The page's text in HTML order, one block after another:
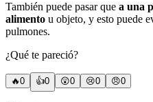
También puede pasar que a una
alimento u objeto, y esto puede
pulmones.
¿Qué te pareció?
🔥0 👍0 😲0 😢0 😠0